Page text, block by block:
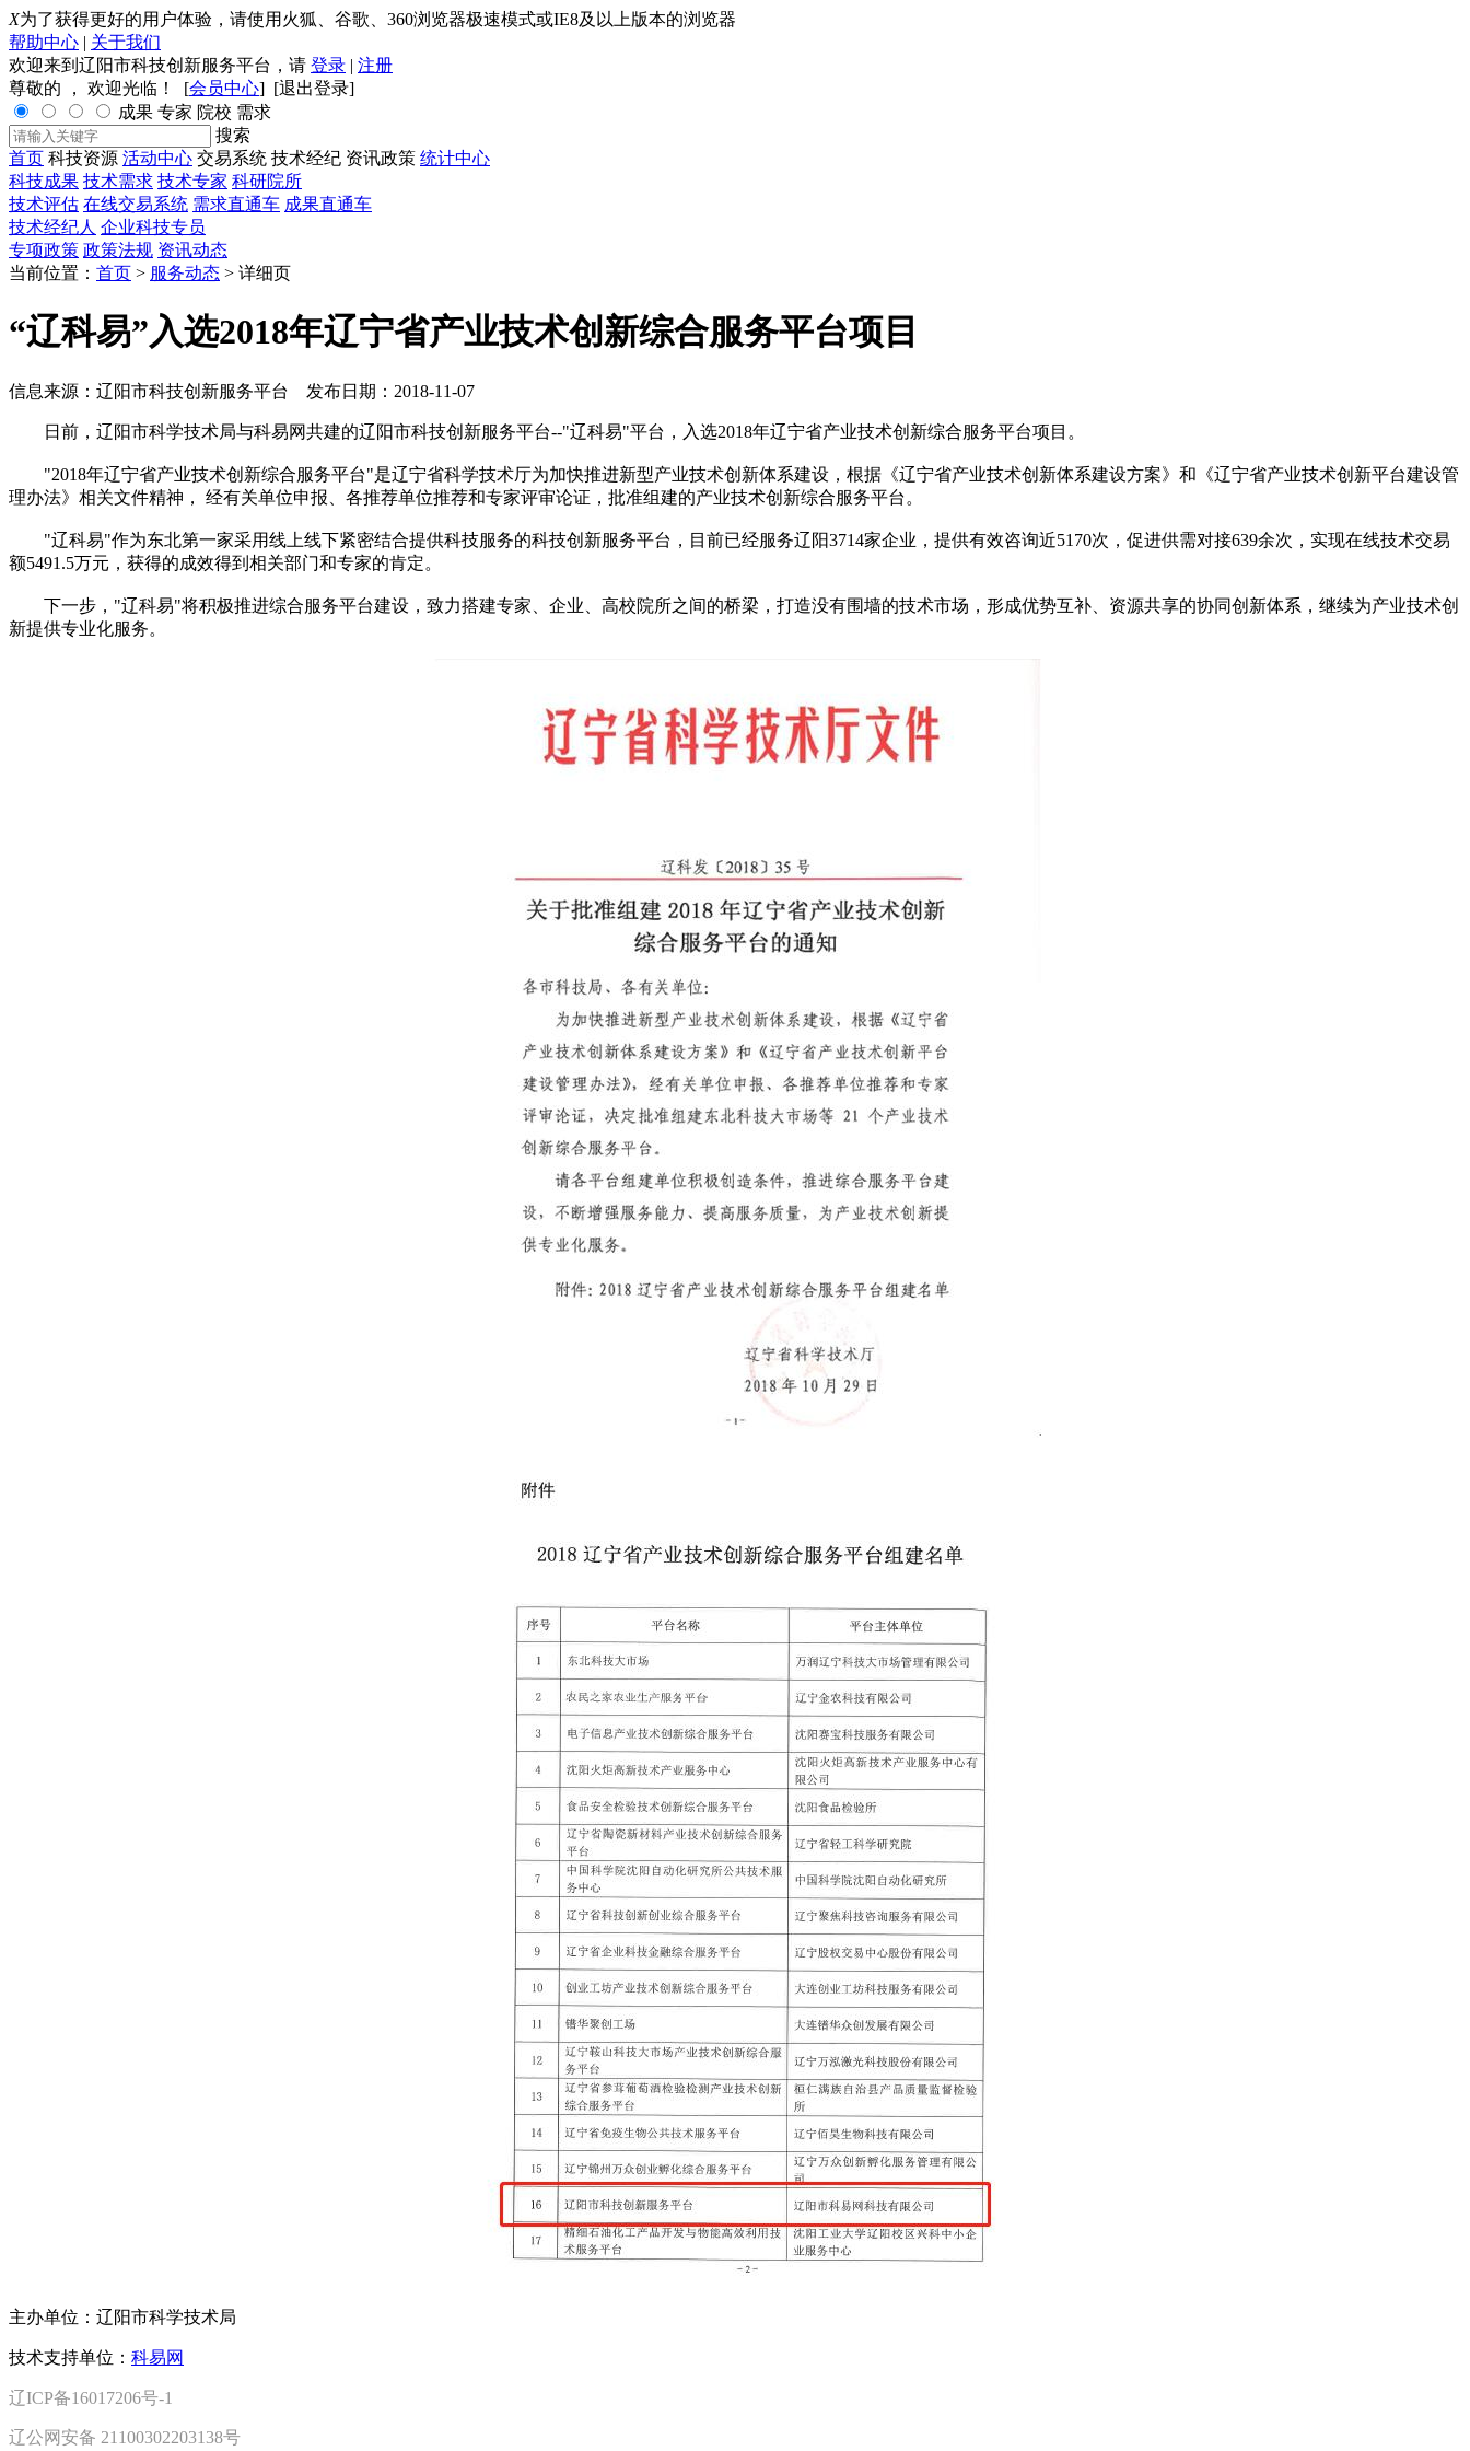
X为了获得更好的用户体验，请使用火狐、谷歌、360浏览器极速模式或IE8及以上版本的浏览器
帮助中心 | 关于我们
欢迎来到辽阳市科技创新服务平台，请 登录 | 注册
尊敬的
， 欢迎光临！ [会员中心] [退出登录]
成果 专家 院校 需求
搜索
首页 科技资源 活动中心 交易系统 技术经纪 资讯政策 统计中心
科技成果 技术需求 技术专家 科研院所
技术评估 在线交易系统 需求直通车 成果直通车
技术经纪人 企业科技专员
专项政策 政策法规 资讯动态
当前位置： 首页 > 服务动态 > 详细页
“辽科易”入选2018年辽宁省产业技术创新综合服务平台项目
信息来源：辽阳市科技创新服务平台 发布日期：2018-11-07
日前，辽阳市科学技术局与科易网共建的辽阳市科技创新服务平台--"辽科易"平台，入选2018年辽宁省产业技术创新综合服务平台项目。
"2018年辽宁省产业技术创新综合服务平台"是辽宁省科学技术厅为加快推进新型产业技术创新体系建设，根据《辽宁省产业技术创新体系建设方案》和《辽宁省产业技术创新平台建设管
理办法》相关文件精神， 经有关单位申报、各推荐单位推荐和专家评审论证，批准组建的产业技术创新综合服务平台。
"辽科易"作为东北第一家采用线上线下紧密结合提供科技服务的科技创新服务平台，目前已经服务辽阳3714家企业，提供有效咨询近5170次，促进供需对接639余次，实现在线技术交易
额5491.5万元，获得的成效得到相关部门和专家的肯定。
下一步，"辽科易"将积极推进综合服务平台建设，致力搭建专家、企业、高校院所之间的桥梁，打造没有围墙的技术市场，形成优势互补、资源共享的协同创新体系，继续为产业技术创
新提供专业化服务。
主办单位：辽阳市科学技术局
技术支持单位： 科易网
辽ICP备16017206号-1
辽公网安备 21100302203138号